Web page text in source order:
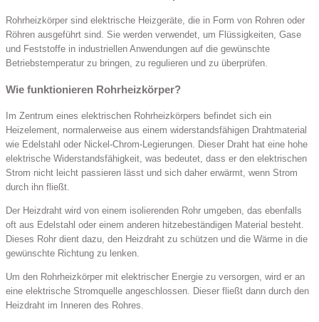
Rohrheizkörper sind elektrische Heizgeräte, die in Form von Rohren oder
Röhren ausgeführt sind. Sie werden verwendet, um Flüssigkeiten, Gase
und Feststoffe in industriellen Anwendungen auf die gewünschte
Betriebstemperatur zu bringen, zu regulieren und zu überprüfen.
Wie funktionieren Rohrheizkörper?
Im Zentrum eines elektrischen Rohrheizkörpers befindet sich ein
Heizelement, normalerweise aus einem widerstandsfähigen Drahtmaterial
wie Edelstahl oder Nickel-Chrom-Legierungen. Dieser Draht hat eine hohe
elektrische Widerstandsfähigkeit, was bedeutet, dass er den elektrischen
Strom nicht leicht passieren lässt und sich daher erwärmt, wenn Strom
durch ihn fließt.
Der Heizdraht wird von einem isolierenden Rohr umgeben, das ebenfalls
oft aus Edelstahl oder einem anderen hitzebeständigen Material besteht.
Dieses Rohr dient dazu, den Heizdraht zu schützen und die Wärme in die
gewünschte Richtung zu lenken.
Um den Rohrheizkörper mit elektrischer Energie zu versorgen, wird er an
eine elektrische Stromquelle angeschlossen. Dieser fließt dann durch den
Heizdraht im Inneren des Rohres.